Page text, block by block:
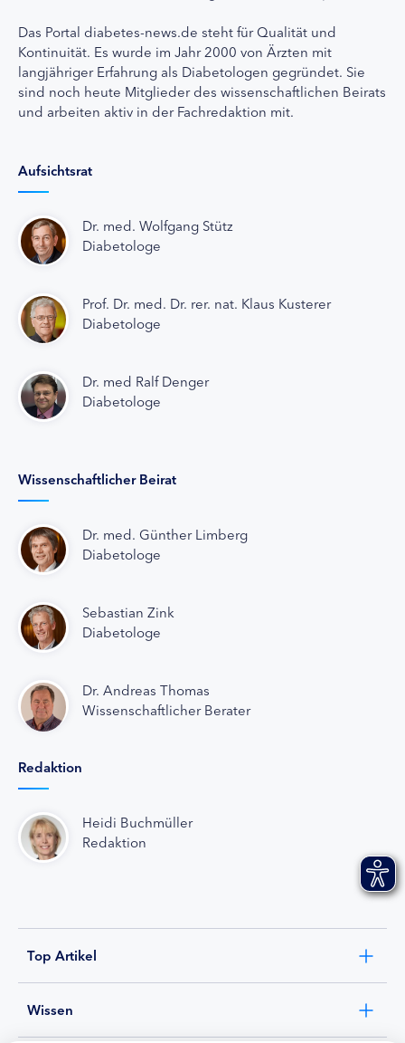
Das Portal diabetes-news.de steht für Qualität und
Kontinuität. Es wurde im Jahr 2000 von Ärzten mit
langjähriger Erfahrung als Diabetologen gegründet. Sie
sind noch heute Mitglieder des wissenschaftlichen Beirats
und arbeiten aktiv in der Fachredaktion mit.
Aufsichtsrat
Dr. med. Wolfgang Stütz
Diabetologe
Prof. Dr. med. Dr. rer. nat. Klaus Kusterer
Diabetologe
Dr. med Ralf Denger
Diabetologe
Wissenschaftlicher Beirat
Dr. med. Günther Limberg
Diabetologe
Sebastian Zink
Diabetologe
Dr. Andreas Thomas
Wissenschaftlicher Berater
Redaktion
Heidi Buchmüller
Redaktion
Top Artikel
Wissen